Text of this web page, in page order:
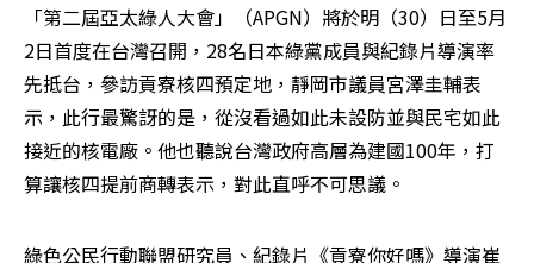
「第二屆亞太綠人大會」（APGN）將於明（30）日至5月
2日首度在台灣召開，28名日本綠黨成員與紀錄片導演率
先抵台，參訪貢寮核四預定地，靜岡市議員宮澤圭輔表
示，此行最驚訝的是，從沒看過如此未設防並與民宅如此
接近的核電廠。他也聽說台灣政府高層為建國100年，打
算讓核四提前商轉表示，對此直呼不可思議。
綠色公民行動聯盟研究員、紀錄片《貢寮你好嗎》導演崔